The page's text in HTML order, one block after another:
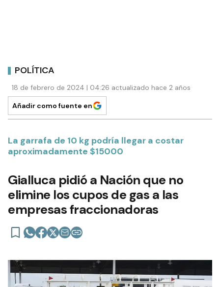
POLÍTICA
18 de febrero de 2024 | 04:26 actualizado hace 2 años
Añadir como fuente en
La garrafa de 10 kg podría llegar a costar
aproximadamente $15000
Gialluca pidió a Nación que no
elimine los cupos de gas a las
empresas fraccionadoras